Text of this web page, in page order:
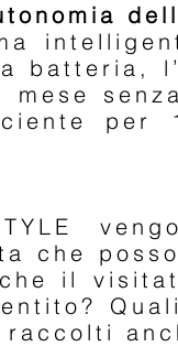
batteria,
per
che
il
raccolti